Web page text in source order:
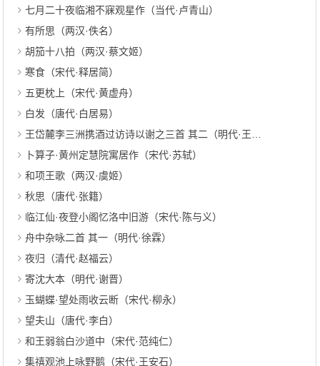
七月二十夜临湘不寐观星作（当代·卢青山）
有所思（两汉·佚名）
胡笳十八拍（两汉·蔡文姬）
寒食（宋代·释居简）
五更枕上（宋代·黄虚舟）
白发（唐代·白居易）
王岱麓李三洲携酒过访诗以谢之三首 其二（明代·王渐逵）
卜算子·黄州定慧院寓居作（宋代·苏轼）
和项王歌（两汉·虞姬）
秋思（唐代·张籍）
临江仙·夜登小阁忆洛中旧游（宋代·陈与义）
舟中杂咏二首 其一（明代·徐霖）
夜归（清代·赵福云）
寄沈大本（明代·谢晋）
玉蝴蝶·望处雨收云断（宋代·柳永）
望夫山（唐代·李白）
和王弱翁白沙道中（宋代·范纯仁）
集禧观池上咏野鹅（宋代·王安石）